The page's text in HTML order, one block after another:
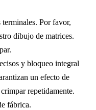
Por favor,
dibujo de matrices.
y bloqueo integral
un efecto de
repetidamente.
fábrica.